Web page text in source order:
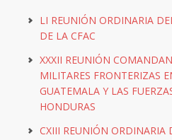
LI REUNIÓN ORDINARIA
DE LA CFAC
XXXII REUNIÓN
MILITARES FRONTERIZAS
GUATEMALA Y LAS
HONDURAS
CXIII REUNIÓN ORDINARIA